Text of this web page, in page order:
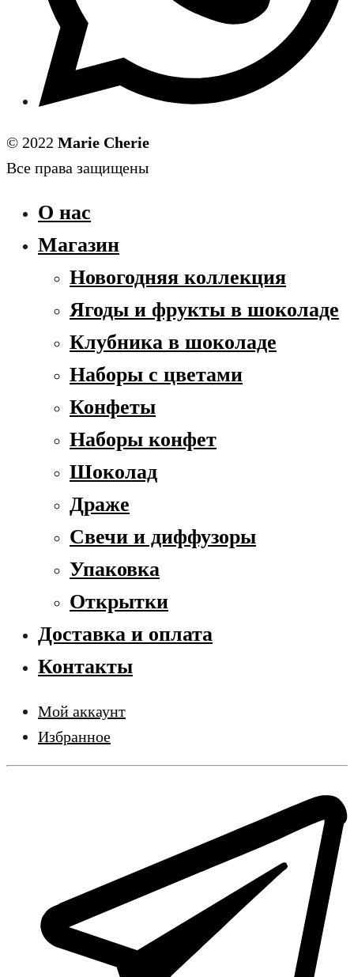
© 2022 Marie Cherie
Все права защищены
О нас
Магазин
Новогодняя коллекция
Ягоды и фрукты в шоколаде
Клубника в шоколаде
Наборы с цветами
Конфеты
Наборы конфет
Шоколад
Драже
Свечи и диффузоры
Упаковка
Открытки
Доставка и оплата
Контакты
Мой аккаунт
Избранное